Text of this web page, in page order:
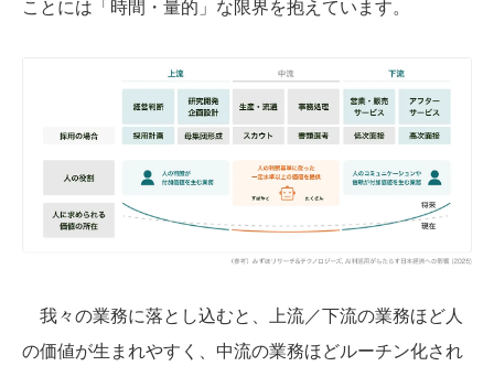
ことには「時間・量的」な限界を抱えています。
我々の業務に落とし込むと、上流／下流の業務ほど人
の価値が生まれやすく、中流の業務ほどルーチン化され